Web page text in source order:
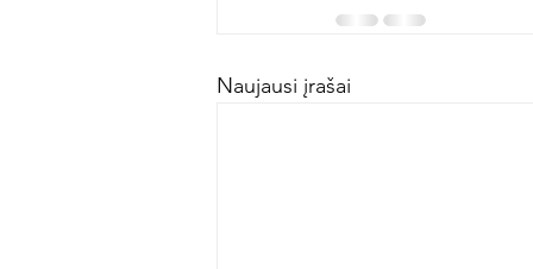
Naujausi įrašai